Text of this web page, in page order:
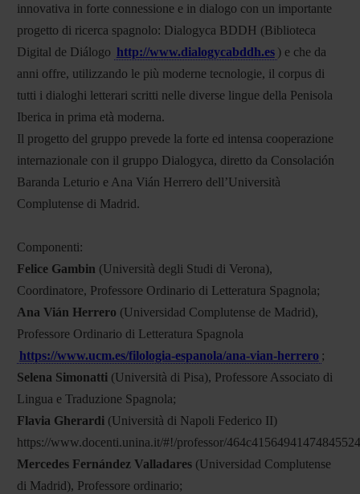
innovativa in forte connessione e in dialogo con un importante
progetto di ricerca spagnolo: Dialogyca BDDH (Biblioteca
Digital de Diálogo http://www.dialogycabddh.es ) e che da
anni offre, utilizzando le più moderne tecnologie, il corpus di
tutti i dialoghi letterari scritti nelle diverse lingue della Penisola
Iberica in prima età moderna.
Il progetto del gruppo prevede la forte ed intensa cooperazione
internazionale con il gruppo Dialogyca, diretto da Consolación
Baranda Leturio e Ana Vián Herrero dell’Università
Complutense di Madrid.
Componenti:
Felice Gambin (Università degli Studi di Verona),
Coordinatore, Professore Ordinario di Letteratura Spagnola;
Ana Vián Herrero (Universidad Complutense de Madrid),
Professore Ordinario di Letteratura Spagnola
https://www.ucm.es/filologia-espanola/ana-vian-herrero ;
Selena Simonatti (Università di Pisa), Professore Associato di
Lingua e Traduzione Spagnola;
Flavia Gherardi (Università di Napoli Federico II)
https://www.docenti.unina.it/#!/professor/
Mercedes Fernández Valladares(Universidad Complutense
di Madrid), Professore ordinario;